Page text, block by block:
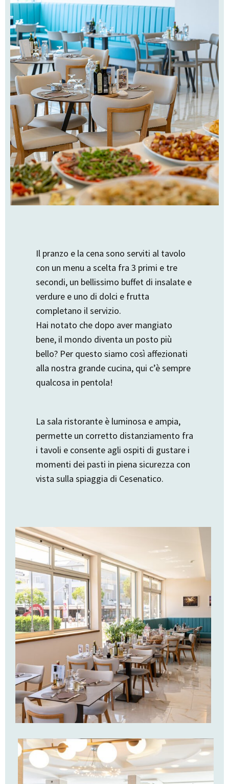
Il pranzo e la cena sono serviti al tavolo
con un menu a scelta fra 3 primi e tre
secondi, un bellissimo buffet di insalate e
verdure e uno di dolci e frutta
completano il servizio.
Hai notato che dopo aver mangiato
bene, il mondo diventa un posto più
bello? Per questo siamo così affezionati
alla nostra grande cucina, qui c’è sempre
qualcosa in pentola!
La sala ristorante è luminosa e ampia,
permette un corretto distanziamento fra
i tavoli e consente agli ospiti di gustare i
momenti dei pasti in piena sicurezza con
vista sulla spiaggia di Cesenatico.